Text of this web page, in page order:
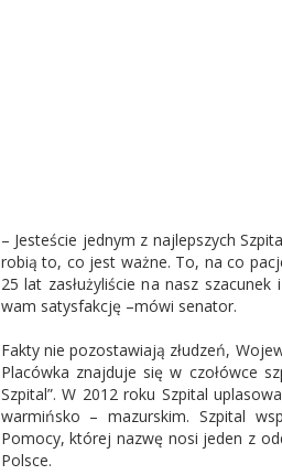
– Jesteście jednym z najlepszych
robią to, co jest ważne. To, na co
25 lat zasłużyliście na nasz
wam satysfakcję –mówi senator.
Fakty nie pozostawiają złudzeń,
Placówka znajduje się w czołówce
Szpital”. W 2012 roku Szpital
warmińsko – mazurskim. Szpital
Pomocy, której nazwę nosi jeden z
Polsce.